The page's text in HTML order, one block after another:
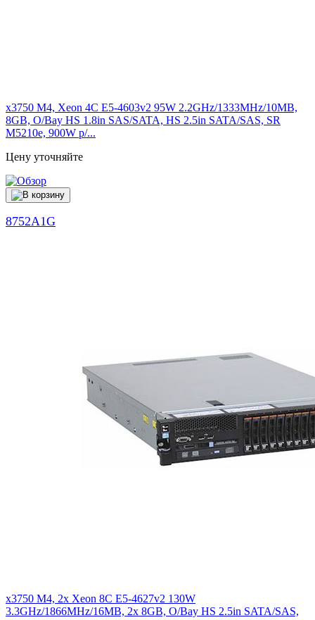
x3750 M4, Xeon 4C E5-4603v2 95W 2.2GHz/1333MHz/10MB,
8GB, O/Bay HS 1.8in SAS/SATA, HS 2.5in SATA/SAS, SR
M5210e, 900W p/...
Цену уточняйте
8752A1G
x3750 M4, 2x Xeon 8C E5-4627v2 130W
3.3GHz/1866MHz/16MB, 2x 8GB, O/Bay HS 2.5in SATA/SAS,